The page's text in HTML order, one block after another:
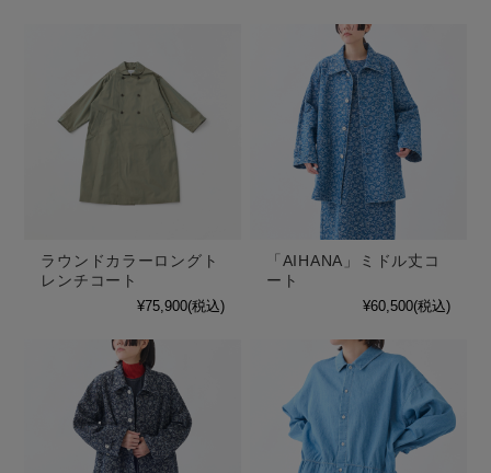
ラウンドカラーロングト
レンチコート
¥75,900(税込)
「AIHANA」ミドル丈コ
ート
¥60,500(税込)